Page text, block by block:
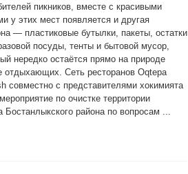
пикников, вместе с красивыми
у этих мест появляется и другая
— пластиковые бутылки, пакеты, остатки
посуды, тенты и бытовой мусор,
нередко остаётся прямо на природе
отдыхающих. Сеть ресторанов Oqtepa
совместно с представителями хокимията
по очистке территории
района по вопросам ...